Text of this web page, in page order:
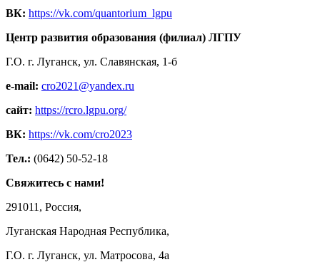
ВК: https://vk.com/quantorium_lgpu
Центр развития образования (филиал) ЛГПУ
Г.О. г. Луганск, ул. Славянская, 1-б
e-mail: cro2021@yandex.ru
сайт: https://rcro.lgpu.org/
ВК: https://vk.com/cro2023
Тел.: (0642) 50-52-18
Свяжитесь с нами!
291011, Россия,
Луганская Народная Республика,
Г.О. г. Луганск, ул. Матросова, 4а